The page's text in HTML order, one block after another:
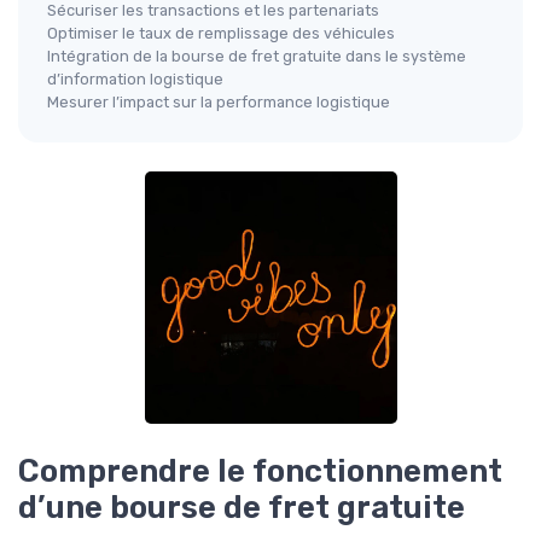
Sécuriser les transactions et les partenariats
Optimiser le taux de remplissage des véhicules
Intégration de la bourse de fret gratuite dans le système
d’information logistique
Mesurer l’impact sur la performance logistique
Comprendre le fonctionnement
d’une bourse de fret gratuite